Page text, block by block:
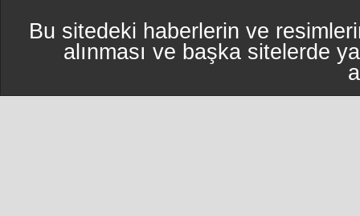
Bu sitedeki haberlerin ve
alınması ve başka sitelerde